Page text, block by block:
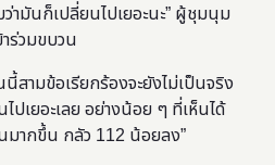
มันก็เปลี่ยนไปเยอะนะ” ผู้ชุมนุม
ร่วมขบวน
สามข้อเรียกร้องจะยังไม่เป็นจริง
เยอะเลย อย่างน้อย ๆ ที่เห็นได้
ากขึ้น กลัว 112 น้อยลง”